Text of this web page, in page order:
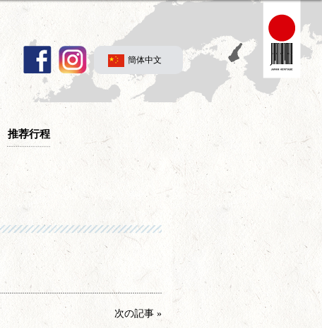
簡体中文
推荐行程
次の記事 »